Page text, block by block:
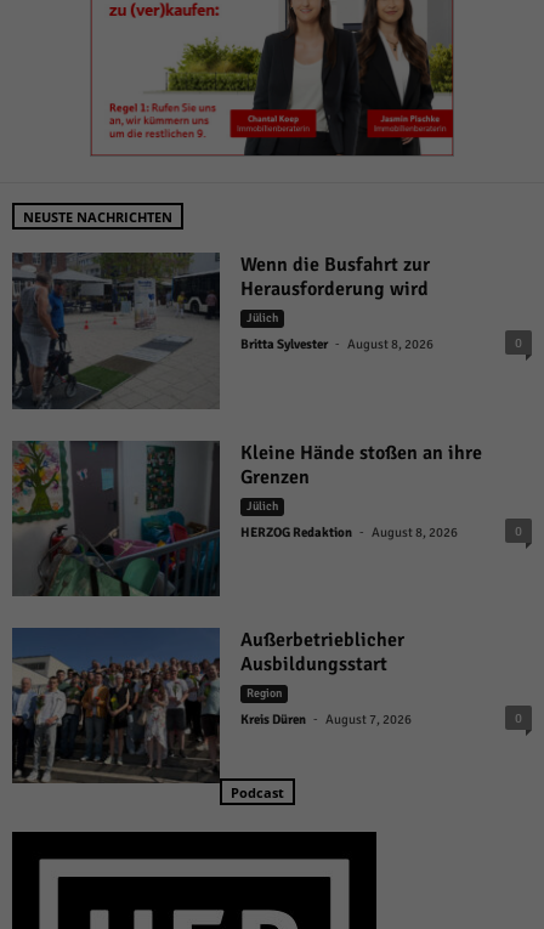
NEUSTE NACHRICHTEN
Wenn die Busfahrt zur
Herausforderung wird
Jülich
Britta Sylvester - August 8, 2026 0
Kleine Hände stoßen an ihre
Grenzen
Jülich
HERZOG Redaktion - August 8, 2026 0
Außerbetrieblicher
Ausbildungsstart
Region
Kreis Düren - August 7, 2026 0
Podcast